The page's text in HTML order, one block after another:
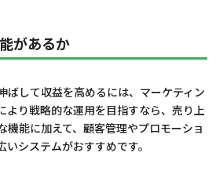
があるか
ばして収益を高めるには、マーケティン
より戦略的な運用を目指すなら、売り上
機能に加えて、顧客管理やプロモーショ
システムがおすすめです。